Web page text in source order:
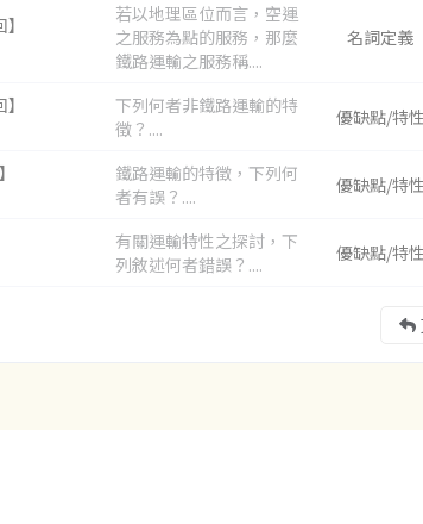
若以地理區位而言，空運
之服務為點的服務，那麼
鐵路運輸之服務稱....
名詞定義
下列何者非鐵路運輸的特
徵？....
優缺點/特性
鐵路運輸的特徵，下列何
者有誤？....
優缺點/特性
有關運輸特性之探討，下
列敘述何者錯誤？....
優缺點/特性